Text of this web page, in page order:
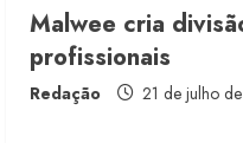
Malwee cria
profissionais
Redação 21 de julho
moda